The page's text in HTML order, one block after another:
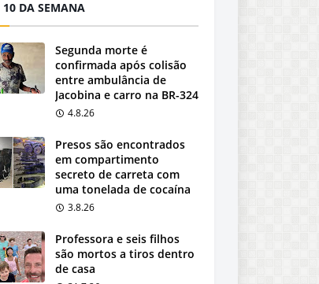
10 DA SEMANA
Segunda morte é
confirmada após colisão
entre ambulância de
Jacobina e carro na BR-324
4.8.26
Presos são encontrados
em compartimento
secreto de carreta com
uma tonelada de cocaína
3.8.26
Professora e seis filhos
são mortos a tiros dentro
de casa